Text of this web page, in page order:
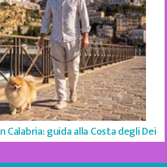
Calabria: guida alla Costa degli Dei